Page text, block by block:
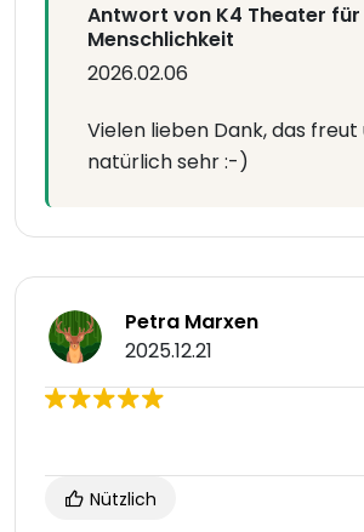
Antwort von K4 Theater für
Menschlichkeit
2026.02.06
Vielen lieben Dank, das freut
natürlich sehr :-)
Petra Marxen
2025.12.21
Nützlich